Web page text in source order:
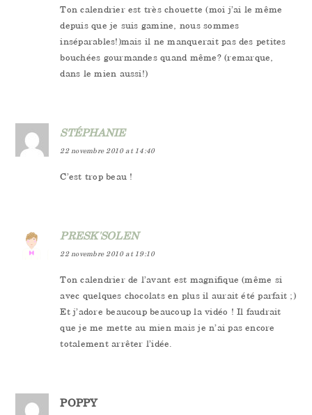
Ton calendrier est très chouette (moi j’ai le même
depuis que je suis gamine, nous sommes
inséparables!)mais il ne manquerait pas des petites
bouchées gourmandes quand même? (remarque,
dans le mien aussi!)
STÉPHANIE
22 novembre 2010 at 14:40
C’est trop beau !
PRESK'SOLEN
22 novembre 2010 at 19:10
Ton calendrier de l’avant est magnifique (même si
avec quelques chocolats en plus il aurait été parfait ;)
Et j’adore beaucoup beaucoup la vidéo ! Il faudrait
que je me mette au mien mais je n’ai pas encore
totalement arrêter l’idée.
POPPY